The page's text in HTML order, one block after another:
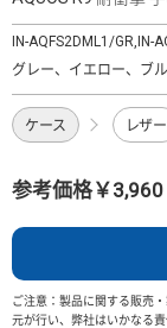
IN-AQFS2DML1/GR,IN-
グレー、イエロー、ブ
ケース レザー
参考価格￥3,960
ご注意：製品に関する販売
元が行い、弊社はいかなる